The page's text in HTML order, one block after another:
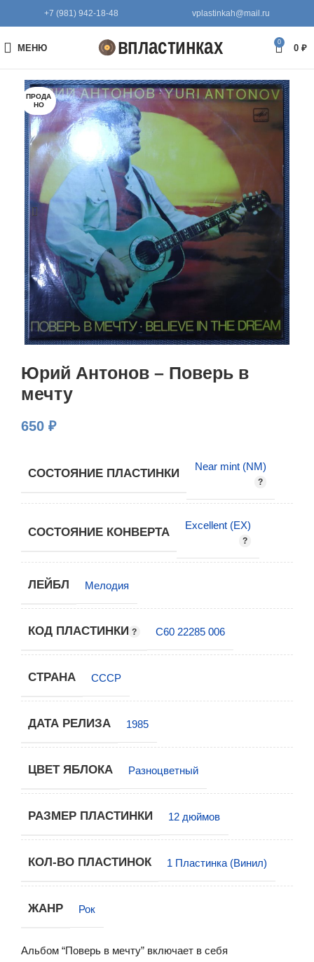
+7 (981) 942-18-48 vplastinkah@mail.ru
МЕНЮ
0
0 ₽
ПРОДА
НО
Юрий Антонов – Поверь в
мечту
650 ₽
СОСТОЯНИЕ ПЛАСТИНКИ
Near mint (NM)
СОСТОЯНИЕ КОНВЕРТА
Excellent (EX)
ЛЕЙБЛ Мелодия
КОД ПЛАСТИНКИ С60 22285 006
СТРАНА СССР
ДАТА РЕЛИЗА 1985
ЦВЕТ ЯБЛОКА Разноцветный
РАЗМЕР ПЛАСТИНКИ 12 дюймов
КОЛ-ВО ПЛАСТИНОК 1 Пластинка (Винил)
ЖАНР Рок
Альбом “Поверь в мечту” включает в себя